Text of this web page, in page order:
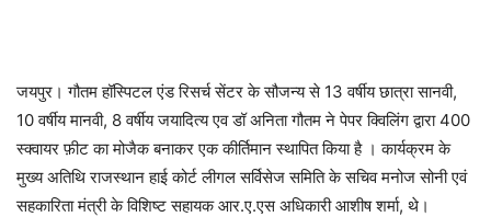
जयपुर। गौतम हॉस्पिटल एंड रिसर्च सेंटर के सौजन्य से 13 वर्षीय छात्रा सानवी,
10 वर्षीय मानवी, 8 वर्षीय जयादित्य एव डॉ अनिता गौतम ने पेपर क्विलिंग द्वारा 400
स्क्वायर फ़ीट का मोजैक बनाकर एक कीर्तिमान स्थापित किया है । कार्यक्रम के
मुख्य अतिथि राजस्थान हाई कोर्ट लीगल सर्विसेज समिति के सचिव मनोज सोनी एवं
सहकारिता मंत्री के विशिष्ट सहायक आर.ए.एस अधिकारी आशीष शर्मा, थे।